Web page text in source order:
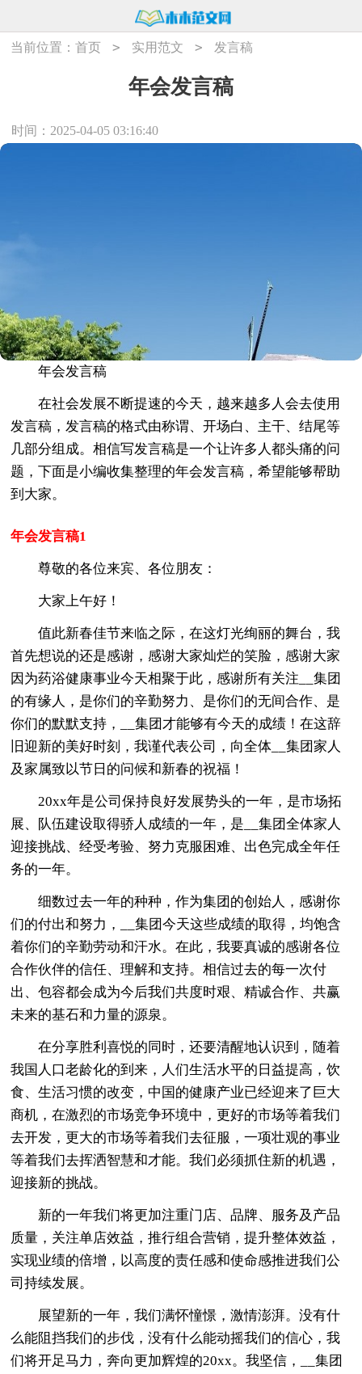
当前位置：首页 > 实用范文 > 发言稿
年会发言稿
时间：2025-04-05 03:16:40
年会发言稿
在社会发展不断提速的今天，越来越多人会去使用
发言稿，发言稿的格式由称谓、开场白、主干、结尾等
几部分组成。相信写发言稿是一个让许多人都头痛的问
题，下面是小编收集整理的年会发言稿，希望能够帮助
到大家。
年会发言稿1
尊敬的各位来宾、各位朋友：
大家上午好！
值此新春佳节来临之际，在这灯光绚丽的舞台，我
首先想说的还是感谢，感谢大家灿烂的笑脸，感谢大家
因为药浴健康事业今天相聚于此，感谢所有关注__集团
的有缘人，是你们的辛勤努力、是你们的无间合作、是
你们的默默支持，__集团才能够有今天的成绩！在这辞
旧迎新的美好时刻，我谨代表公司，向全体__集团家人
及家属致以节日的问候和新春的祝福！
20xx年是公司保持良好发展势头的一年，是市场拓
展、队伍建设取得骄人成绩的一年，是__集团全体家人
迎接挑战、经受考验、努力克服困难、出色完成全年任
务的一年。
细数过去一年的种种，作为集团的创始人，感谢你
们的付出和努力，__集团今天这些成绩的取得，均饱含
着你们的辛勤劳动和汗水。在此，我要真诚的感谢各位
合作伙伴的信任、理解和支持。相信过去的每一次付
出、包容都会成为今后我们共度时艰、精诚合作、共赢
未来的基石和力量的源泉。
在分享胜利喜悦的同时，还要清醒地认识到，随着
我国人口老龄化的到来，人们生活水平的日益提高，饮
食、生活习惯的改变，中国的健康产业已经迎来了巨大
商机，在激烈的市场竞争环境中，更好的市场等着我们
去开发，更大的市场等着我们去征服，一项壮观的事业
等着我们去挥洒智慧和才能。我们必须抓住新的机遇，
迎接新的挑战。
新的一年我们将更加注重门店、品牌、服务及产品
质量，关注单店效益，推行组合营销，提升整体效益，
实现业绩的倍增，以高度的责任感和使命感推进我们公
司持续发展。
展望新的一年，我们满怀憧憬，激情澎湃。没有什
么能阻挡我们的步伐，没有什么能动摇我们的信心，我
们将开足马力，奔向更加辉煌的20xx。我坚信，__集团